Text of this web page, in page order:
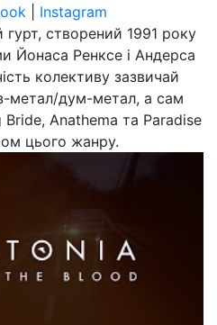
Instagram
створений 1991 року
Йонаса Ренксе і Андерса
колективу зазвичай
метал/дум-метал, а сам
Bride, Anathema та Paradise
цього жанру.